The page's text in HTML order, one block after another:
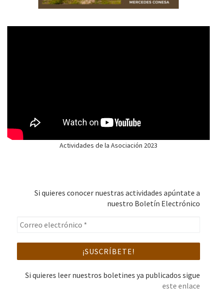
Actividades de la Asociación 2023
Si quieres conocer nuestras actividades apúntate a
nuestro Boletín Electrónico
Si quieres leer nuestros boletines ya publicados sigue
este enlace